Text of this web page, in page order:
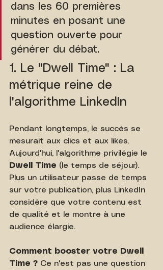
dans les 60 premières
minutes en posant une
question ouverte pour
générer du débat.
1. Le "Dwell Time" : La
métrique reine de
l'algorithme LinkedIn
Pendant longtemps, le succès se
mesurait aux clics et aux likes.
Aujourd'hui, l'algorithme privilégie le
Dwell Time (le temps de séjour).
Plus un utilisateur passe de temps
sur votre publication, plus LinkedIn
considère que votre contenu est
de qualité et le montre à une
audience élargie.
Comment booster votre Dwell
Time ? Ce n'est pas une question